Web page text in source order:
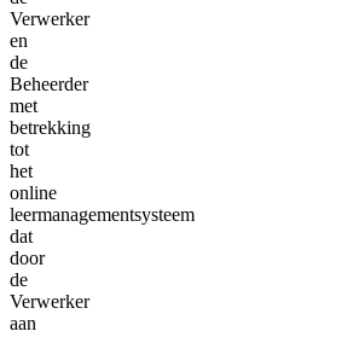
Verwerker
en
de
Beheerder
met
betrekking
tot
het
online
leermanagementsysteem
dat
door
de
Verwerker
aan